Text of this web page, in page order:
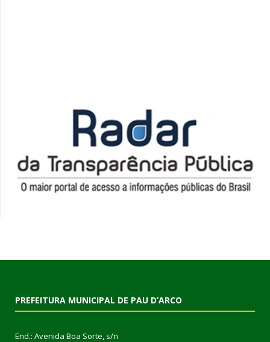
PREFEITURA MUNICIPAL DE PAU D’ARCO
End.: Avenida Boa Sorte, s/n